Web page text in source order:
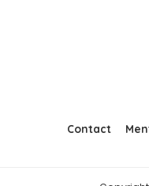
Contact